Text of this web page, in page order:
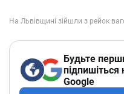
Будьте
Google